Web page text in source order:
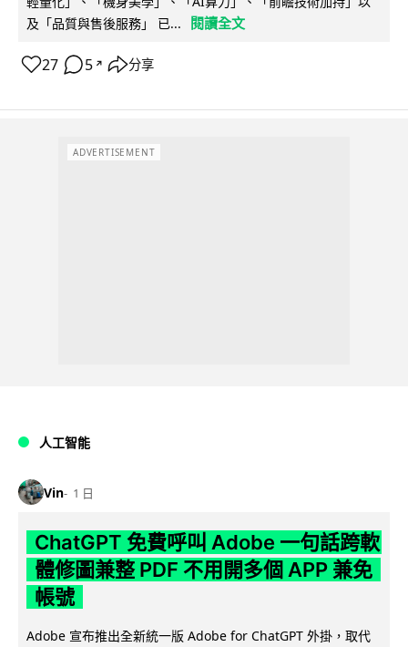
及「品質與售後服務」 已...
閱讀全文
27 5 ↗ 分享
ADVERTISEMENT
人工智能
Vin 1 日
ChatGPT 免費呼叫 Adobe 一句話跨軟
體修圖兼整 PDF 不用開多個 APP 兼免
帳號
Adobe 宣布推出全新統一版 Adobe for ChatGPT 外掛，取代